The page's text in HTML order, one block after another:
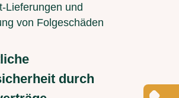
Lieferungen und
von Folgeschäden
durch